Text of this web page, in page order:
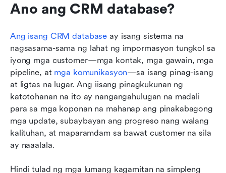
Ano ang CRM database?
Ang isang CRM database ay isang sistema na
nagsasama-sama ng lahat ng impormasyon tungkol sa
iyong mga customer—mga kontak, mga gawain, mga
pipeline, at mga komunikasyon—sa isang pinag-isang
at ligtas na lugar. Ang iisang pinagkukunan ng
katotohanan na ito ay nangangahulugan na madali
para sa mga koponan na mahanap ang pinakabagong
mga update, subaybayan ang progreso nang walang
kalituhan, at maparamdam sa bawat customer na sila
ay naaalala.
Hindi tulad ng mga lumang kagamitan na simpleng